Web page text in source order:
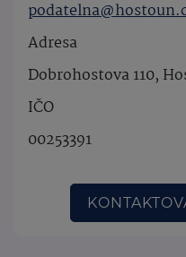
Adresa
Dobrohostova 110,
IČO
00253391